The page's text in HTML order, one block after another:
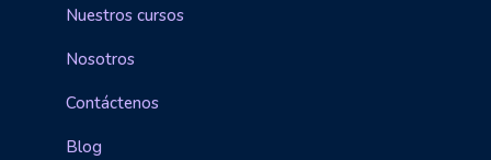
Nuestros cursos
Nosotros
Contáctenos
Blog